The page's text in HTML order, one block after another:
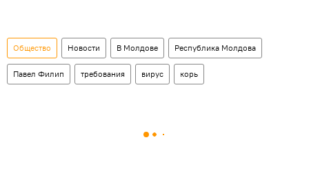
Общество Новости В Молдове Республика Молдова
Павел Филип требования вирус корь